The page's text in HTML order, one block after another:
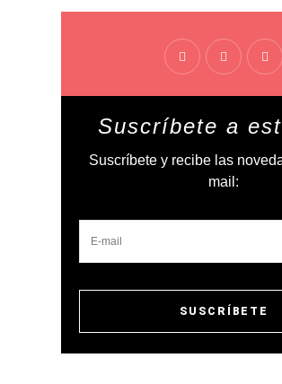
Suscríbete a
Suscríbete y recibe las
mail: